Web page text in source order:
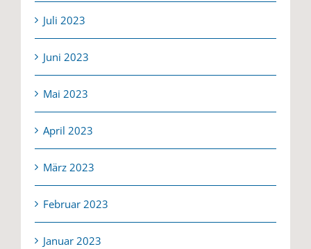
Juli 2023
Juni 2023
Mai 2023
April 2023
März 2023
Februar 2023
Januar 2023